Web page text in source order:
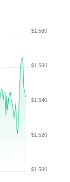
$1.500
$1.520
$1.540
$1.560
$1.580